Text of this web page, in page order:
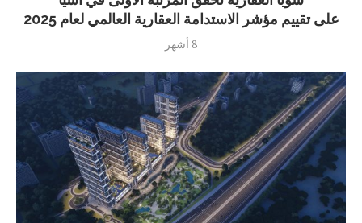
على تقييم مؤشر الاستدامة العقارية العالمي لعام 2025
8 أشهر